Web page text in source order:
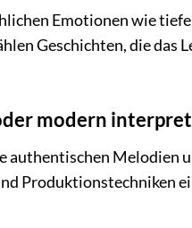
Emotionen wie
Geschichten, die das
modern
authentischen Melodien
Produktionstechniken